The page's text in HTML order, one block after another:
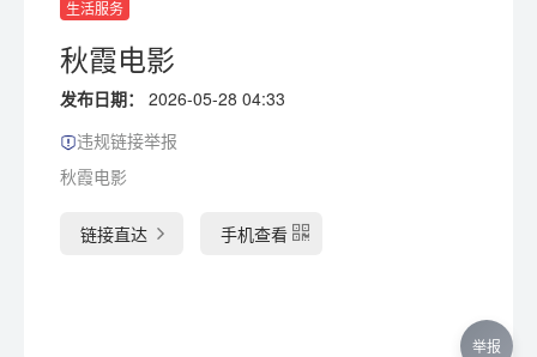
生活服务
秋霞电影
发布日期：
2026-05-28 04:33
违规链接举报
秋霞电影
链接直达 手机查看
举报